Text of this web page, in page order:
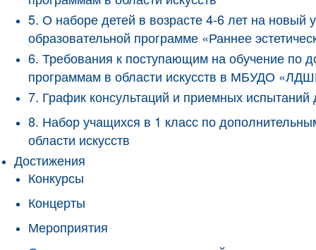
5. О наборе детей в возрасте 4-6 лет на
образовательной программе «Раннее
6. Требования к поступающим на обучение по
программам в области искусств в МБУДО
7. График консультаций и приемных
8. Набор учащихся в 1 класс по
области искусств
Достижения
Конкурсы
Концерты
Мероприятия